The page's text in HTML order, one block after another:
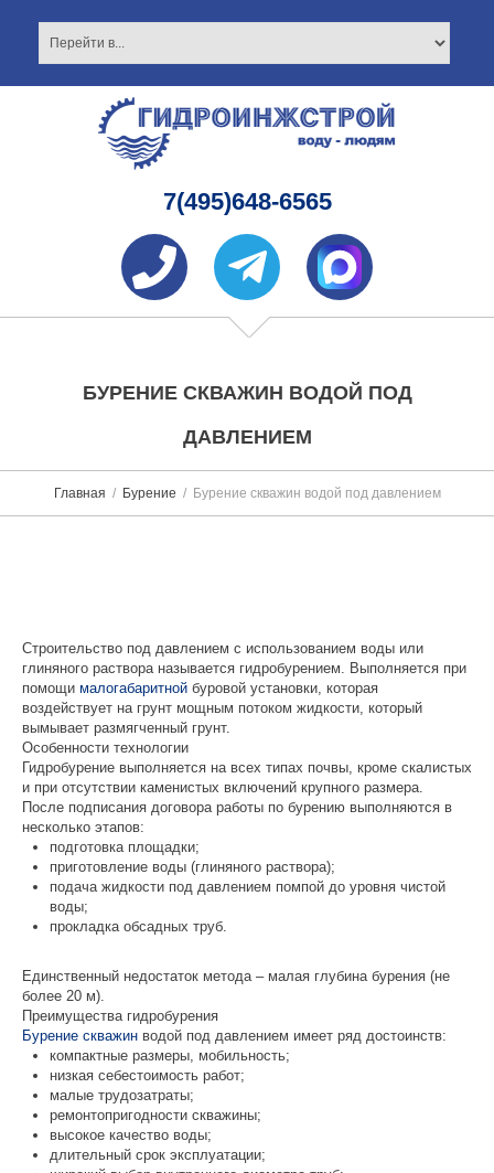
7(495)648-6565
БУРЕНИЕ СКВАЖИН ВОДОЙ ПОД
ДАВЛЕНИЕМ
Главная Бурение Бурение скважин водой под давлением
Строительство под давлением с использованием воды или
глиняного раствора называется гидробурением. Выполняется при
помощи малогабаритной буровой установки, которая
воздействует на грунт мощным потоком жидкости, который
вымывает размягченный грунт.
Особенности технологии
Гидробурение выполняется на всех типах почвы, кроме скалистых
и при отсутствии каменистых включений крупного размера.
После подписания договора работы по бурению выполняются в
несколько этапов:
подготовка площадки;
приготовление воды (глиняного раствора);
подача жидкости под давлением помпой до уровня чистой
воды;
прокладка обсадных труб.
Единственный недостаток метода – малая глубина бурения (не
более 20 м).
Преимущества гидробурения
Бурение скважин водой под давлением имеет ряд достоинств:
компактные размеры, мобильность;
низкая себестоимость работ;
малые трудозатраты;
ремонтопригодности скважины;
высокое качество воды;
длительный срок эксплуатации;